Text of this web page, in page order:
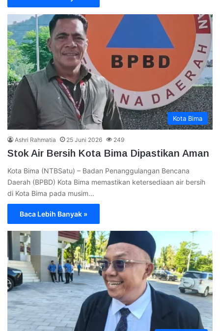
Kota Bima
Ashri Rahmatia 25 Juni 2026 249
Stok Air Bersih Kota Bima Dipastikan Aman
Kota Bima (NTBSatu) – Badan Penanggulangan Bencana
Daerah (BPBD) Kota Bima memastikan ketersediaan air bersih
di Kota Bima pada musim…
Baca Lebih Banyak »